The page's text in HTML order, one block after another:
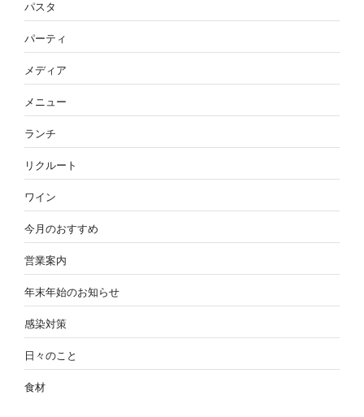
パスタ
パーティ
メディア
メニュー
ランチ
リクルート
ワイン
今月のおすすめ
営業案内
年末年始のお知らせ
感染対策
日々のこと
食材